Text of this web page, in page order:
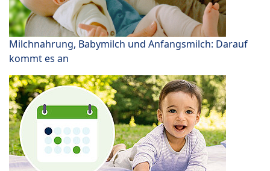
Milchnahrung, Babymilch und Anfangsmilch: Darauf
kommt es an